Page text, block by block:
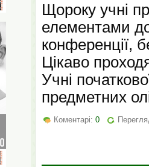
Щороку учні
елементами
конференції,
Цікаво
Учні
предметних
Коментарі: 0